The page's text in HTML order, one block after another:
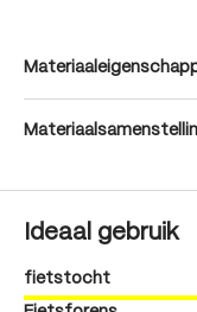
Ideaal gebruik
fietstocht